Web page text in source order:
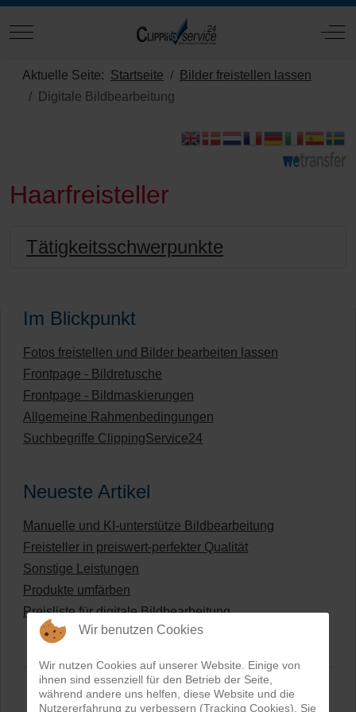
Mobile Menu Toggle Off-
Aktuelle Seite: Startseite
Bilder freistellen lassen
Digitale Bildbearbeitung
Haarfreisteller
Tätigkeitsschwerpunkte
Im Blickpunkt
Fotos freistellen und Bilder bearbeiten lassen
Frontpage - Bildretusche
Frontpage - Bildmaskierungen
Allgemeine Rahmenbedingungen
Suchbegriffe ClippingService24
Neueste Artikel
Manuelle und KI-unterstütze Bildbearbeitung
Freisteller in preiswert-perfekter Qualität
Sonstige Leistungen
Produkte umfärben
Preisliste für digitale Bildbearbeitung
Wir benutzen Cookies
Wir nutzen Cookies auf unserer Website. Einige von
ihnen sind essenziell für den Betrieb der Seite,
während andere uns helfen, diese Website und die
Nutzererfahrung zu verbessern (Tracking Cookies). Sie